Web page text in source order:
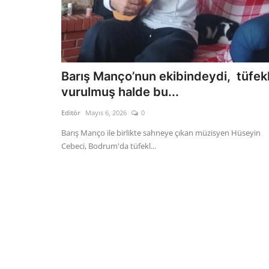
Barış Manço’nun ekibindeydi,
vurulmuş halde bu...
Editör Mayıs 6, 2026 0
Barış Manço ile birlikte sahneye çıkan müzisyen Hüseyin
Cebeci, Bodrum'da tüfekl...